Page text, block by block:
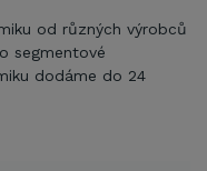
od různých výrobců
segmentové
dodáme do 24